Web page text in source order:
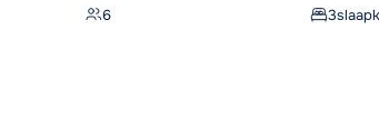
6 3